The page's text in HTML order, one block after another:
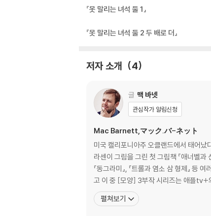
『못 말리는 녀석 둘 1』
『못 말리는 녀석 둘 2 두 배로 더』
저자 소개 4
글 맥 바넷
관심작가 알림신청
Mac Barnett,マック.バ-ネット
미국 캘리포니아주 오클랜드에서 태어났
라센이 그림을 그린 첫 그림책 『애너벨과
『동그라미』, 『트롤과 염소 삼 형제』
고 이 중 [모양] 3부작 시리즈는 애플tv+
펼쳐보기